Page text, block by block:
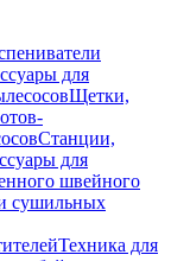
для
Щетки,
Станции,
для
швейного
сушильных
Техника для